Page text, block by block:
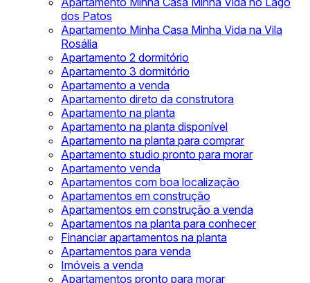
dos Patos
Apartamento Minha Casa Minha Vida na Vila
Rosália
Apartamento 2 dormitório
Apartamento 3 dormitório
Apartamento a venda
Apartamento direto da construtora
Apartamento na planta
Apartamento na planta disponível
Apartamento na planta para comprar
Apartamento studio pronto para morar
Apartamento venda
Apartamentos com boa localização
Apartamentos em construção
Apartamentos em construção a venda
Apartamentos na planta para conhecer
Financiar apartamentos na planta
Apartamentos para venda
Imóveis a venda
Apartamentos pronto para morar